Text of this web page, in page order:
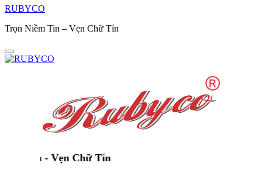
RUBYCO
Trọn Niềm Tin – Vẹn Chữ Tín
Tin - Vẹn Chữ Tín